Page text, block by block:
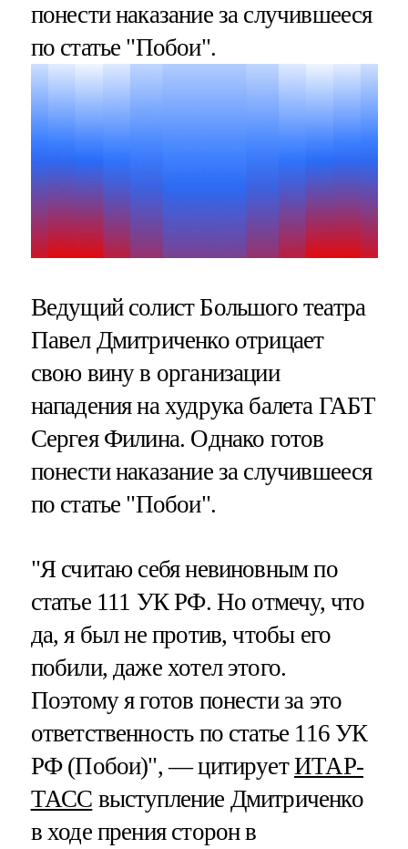
понести наказание за случившееся
по статье "Побои".
Ведущий солист Большого театра
Павел Дмитриченко отрицает
свою вину в организации
нападения на худрука балета ГАБТ
Сергея Филина. Однако готов
понести наказание за случившееся
по статье "Побои".
"Я считаю себя невиновным по
статье 111 УК РФ. Но отмечу, что
да, я был не против, чтобы его
побили, даже хотел этого.
Поэтому я готов понести за это
ответственность по статье 116 УК
РФ (Побои)", — цитируетИТАР-
ТАСС выступление Дмитриченко
в ходе прения сторон в